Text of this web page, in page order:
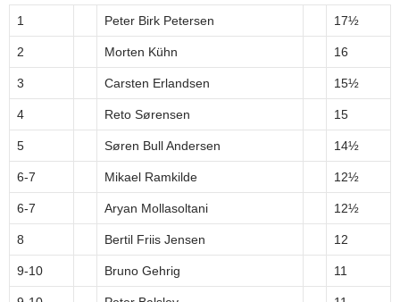
1 Peter Birk Petersen 17½
2 Morten Kühn 16
3 Carsten Erlandsen 15½
4 Reto Sørensen 15
5 Søren Bull Andersen 14½
6-7 Mikael Ramkilde 12½
6-7 Aryan Mollasoltani 12½
8 Bertil Friis Jensen 12
9-10 Bruno Gehrig 11